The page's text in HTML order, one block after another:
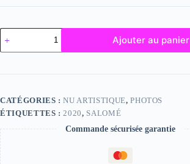
quantité
de
Salomé
Ajouter au panier
CATÉGORIES :NU ARTISTIQUE,PHOTOS
ÉTIQUETTES : 2020, SALOMÉ
Commande sécurisée garantie